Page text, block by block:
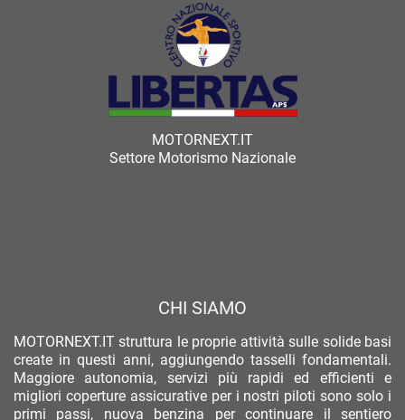
MOTORNEXT.IT
Settore Motorismo Nazionale
CHI SIAMO
MOTORNEXT.IT struttura le proprie attività sulle solide basi
create in questi anni, aggiungendo tasselli fondamentali.
Maggiore autonomia, servizi più rapidi ed efficienti e
migliori coperture assicurative per i nostri piloti sono solo i
primi passi, nuova benzina per continuare il sentiero